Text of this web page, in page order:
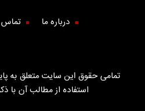
درباره ما تماس
تمامی حقوق این سایت متعلق به
استفاده از مطالب آن با